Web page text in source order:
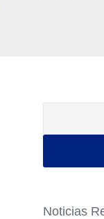
Noticias